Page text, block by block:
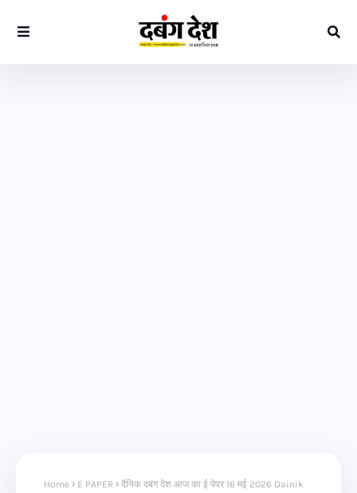
Home E PAPER
दैनिक दबंग देश आज का ई पेपर 16 मई 2026 Dainik